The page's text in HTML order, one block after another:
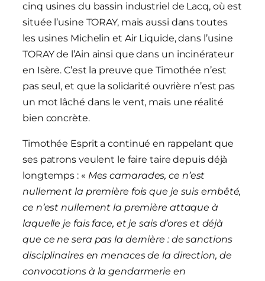
cinq usines du bassin industriel de Lacq, où est
située l’usine TORAY, mais aussi dans toutes
les usines Michelin et Air Liquide, dans l’usine
TORAY de l’Ain ainsi que dans un incinérateur
en Isère. C’est la preuve que Timothée n’est
pas seul, et que la solidarité ouvrière n’est pas
un mot lâché dans le vent, mais une réalité
bien concrète.
Timothée Esprit a continué en rappelant que
ses patrons veulent le faire taire depuis déjà
longtemps : « Mes camarades, ce n’est
nullement la première fois que je suis embêté,
ce n’est nullement la première attaque à
laquelle je fais face, et je sais d’ores et déjà
que ce ne sera pas la dernière : de sanctions
disciplinaires en menaces de la direction, de
convocations à la gendarmerie en